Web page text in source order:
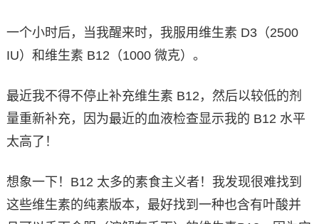
一个小时后，当我醒来时，我服用维生素 D3（2500
IU）和维生素 B12（1000 微克）。
最近我不得不停止补充维生素 B12，然后以较低的剂
量重新补充，因为最近的血液检查显示我的 B12 水平
太高了！
想象一下！B12 太多的素食主义者！我发现很难找到
这些维生素的纯素版本，最好找到一种也含有叶酸并